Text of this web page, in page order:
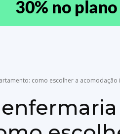
como escolher a acomodação